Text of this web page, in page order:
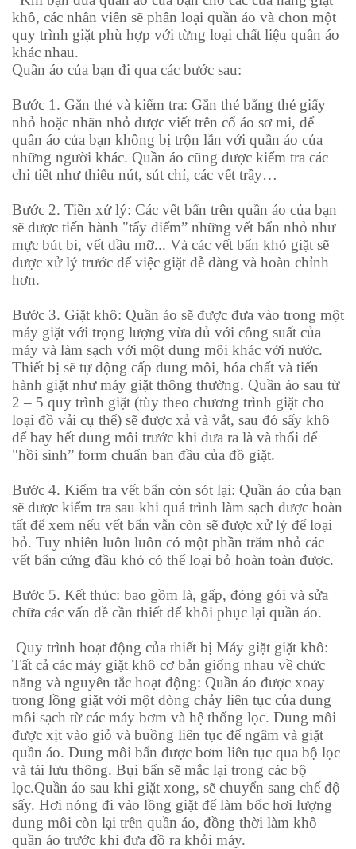
khô, các nhân viên sẽ phân loại quần áo và chon một
quy trình giặt phù hợp với từng loại chất liệu quần áo
khác nhau.
Quần áo của bạn đi qua các bước sau:
Bước 1. Gắn thẻ và kiểm tra: Gắn thẻ bằng thẻ giấy
nhỏ hoặc nhãn nhỏ được viết trên cổ áo sơ mi, để
quần áo của bạn không bị trộn lẫn với quần áo của
những người khác. Quần áo cũng được kiểm tra các
chi tiết như thiếu nút, sút chỉ, các vết trầy…
Bước 2. Tiền xử lý: Các vết bẩn trên quần áo của bạn
sẽ được tiến hành "tẩy điểm” những vết bẩn nhỏ như
mực bút bi, vết dầu mỡ... Và các vết bẩn khó giặt sẽ
được xử lý trước để việc giặt dễ dàng và hoàn chỉnh
hơn.
Bước 3. Giặt khô: Quần áo sẽ được đưa vào trong một
máy giặt với trọng lượng vừa đủ với công suất của
máy và làm sạch với một dung môi khác với nước.
Thiết bị sẽ tự động cấp dung môi, hóa chất và tiến
hành giặt như máy giặt thông thường. Quần áo sau từ
2 – 5 quy trình giặt (tùy theo chương trình giặt cho
loại đồ vải cụ thể) sẽ được xả và vắt, sau đó sấy khô
để bay hết dung môi trước khi đưa ra là và thổi để
"hồi sinh” form chuẩn ban đầu của đồ giặt.
Bước 4. Kiểm tra vết bẩn còn sót lại: Quần áo của bạn
sẽ được kiểm tra sau khi quá trình làm sạch được hoàn
tất để xem nếu vết bẩn vẫn còn sẽ được xử lý để loại
bỏ. Tuy nhiên luôn luôn có một phần trăm nhỏ các
vết bẩn cứng đầu khó có thể loại bỏ hoàn toàn được.
Bước 5. Kết thúc: bao gồm là, gấp, đóng gói và sửa
chữa các vấn đề cần thiết để khôi phục lại quần áo.
Quy trình hoạt động của thiết bị Máy giặt giặt khô:
Tất cả các máy giặt khô cơ bản giống nhau về chức
năng và nguyên tắc hoạt động: Quần áo được xoay
trong lồng giặt với một dòng chảy liên tục của dung
môi sạch từ các máy bơm và hệ thống lọc. Dung môi
được xịt vào giỏ và buồng liên tục để ngâm và giặt
quần áo. Dung môi bẩn được bơm liên tục qua bộ lọc
và tái lưu thông. Bụi bẩn sẽ mắc lại trong các bộ
lọc.Quần áo sau khi giặt xong, sẽ chuyển sang chế độ
sấy. Hơi nóng đi vào lồng giặt để làm bốc hơi lượng
dung môi còn lại trên quần áo, đồng thời làm khô
quần áo trước khi đưa đồ ra khỏi máy.